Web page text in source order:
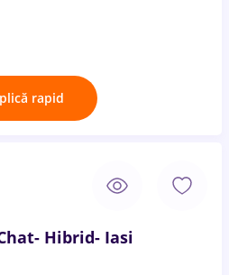
rapid
Hibrid- Iasi